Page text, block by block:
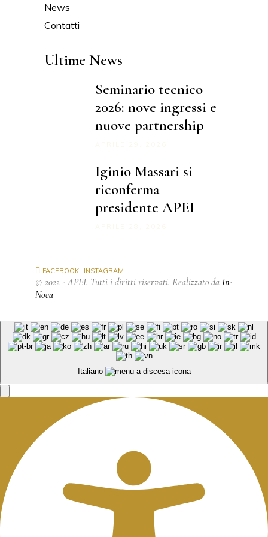
News
Contatti
Ultime News
Seminario tecnico
2026: nove ingressi e
nuove partnership
Iginio Massari si
riconferma
presidente APEI
FACEBOOK INSTAGRAM
© 2022 - APEI. Tutti i diritti riservati. Realizzato da In-
Nova
Italiano